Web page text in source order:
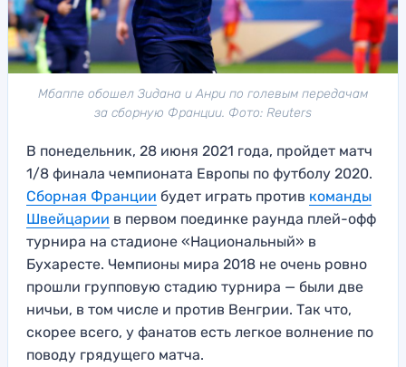
Мбаппе обошел Зидана и Анри по голевым передачам
за сборную Франции. Фото: Reuters
В понедельник, 28 июня 2021 года, пройдет матч
1/8 финала чемпионата Европы по футболу 2020.
Сборная Франции будет играть против команды
Швейцарии в первом поединке раунда плей-офф
турнира на стадионе «Национальный» в
Бухаресте. Чемпионы мира 2018 не очень ровно
прошли групповую стадию турнира — были две
ничьи, в том числе и против Венгрии. Так что,
скорее всего, у фанатов есть легкое волнение по
поводу грядущего матча.